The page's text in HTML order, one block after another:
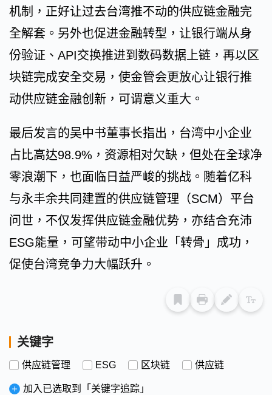
机制，正好让过去台湾推不动的供应链金融完
全解套。另外也促进金融转型，让银行端从身
份验证、API交换推进到数码数据上链，再以区
块链完成安全交易，使金管会更放心让银行推
动供应链金融创新，可谓意义重大。
最后发言的吴中书董事长指出，台湾中小企业
占比高达98.9%，资源相对欠缺，但处在全球净
零浪潮下，也面临日益严峻的挑战。随着亿科
与永丰余共同建置的供应链管理（SCM）平台
问世，不仅发挥供应链金融优势，亦结合充沛
ESG能量，可望带动中小企业「转骨」成功，
促使台湾竞争力大幅跃升。
关键字
供应链管理 ESG 区块链 供应链
加入已选取到「关键字追踪」